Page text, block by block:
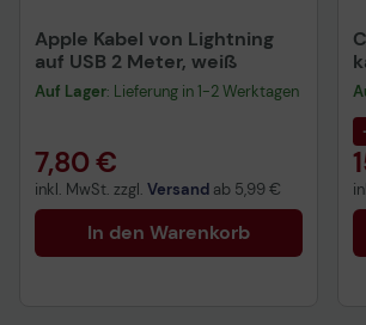
Apple Kabel von Lightning
auf USB 2 Meter, weiß
Auf Lager: Lieferung in 1-2 Werktagen
7,80 €
inkl. MwSt. zzgl. Versand ab 5,99 €
In den Warenkorb